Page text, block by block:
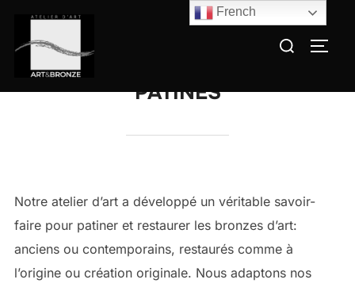
contenu
Rechercher :
PATINES
Notre atelier d’art a développé un véritable savoir-
faire pour patiner et restaurer les bronzes d’art:
anciens ou contemporains, restaurés comme à
l’origine ou création originale. Nous adaptons nos
French